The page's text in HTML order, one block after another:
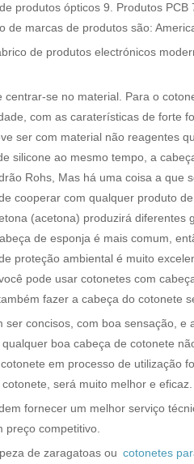
produtos ópticos 9. Produtos
marcas de produtos são:
de produtos electrónicos
se no material. Para o
com as caraterísticas de forte
ser com material não reagentes
silicone ao mesmo tempo, a
Rohs, Mas há uma coisa a que
cooperar com qualquer produto
(acetona) produzirá diferentes
de esponja é mais comum,
proteção ambiental é muito
pode usar cotonetes com
fazer a cabeça do cotonete
concisos, com boa sensação,
boa cabeça de cotonete
em processo de utilização
será muito melhor e eficaz.
fornecer um melhor serviço
competitivo.
de zaragatoas ou cotonetes